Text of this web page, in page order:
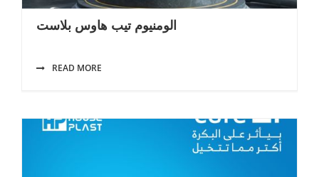
الومنيوم تيب هاوس بلاست
READ MORE